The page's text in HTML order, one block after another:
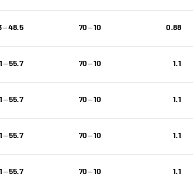
0.88
10 – 70
48.5 – 23
1.1
10 – 70
55.7 – 28.1
1.1
10 – 70
55.7 – 28.1
1.1
10 – 70
55.7 – 28.1
1.1
10 – 70
55.7 – 28.1